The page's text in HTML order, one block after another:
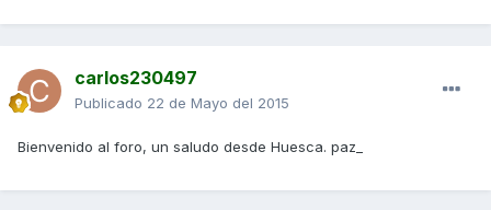
carlos230497
Publicado 22 de Mayo del 2015
Bienvenido al foro, un saludo desde Huesca. paz_